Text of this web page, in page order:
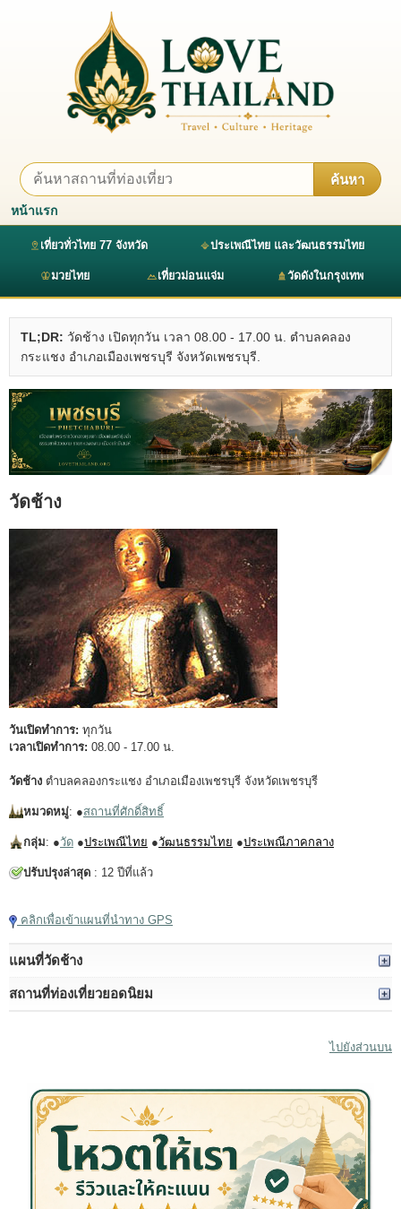
ค้นหา
หน้าแรก
เที่ยวทั่วไทย 77 จังหวัด ประเพณีไทย และวัฒนธรรมไทย
มวยไทย เที่ยวม่อนแจ่ม วัดดังในกรุงเทพ
TL;DR: วัดช้าง เปิดทุกวัน เวลา 08.00 - 17.00 น. ตำบลคลอง
กระแชง อำเภอเมืองเพชรบุรี จังหวัดเพชรบุรี.
วัดช้าง
วันเปิดทำการ: ทุกวัน
เวลาเปิดทำการ: 08.00 - 17.00 น.
วัดช้าง ตำบลคลองกระแชง อำเภอเมืองเพชรบุรี จังหวัดเพชรบุรี
หมวดหมู่: ●สถานที่ศักดิ์สิทธิ์
กลุ่ม: ●วัด ●ประเพณีไทย ●วัฒนธรรมไทย ●ประเพณีภาคกลาง
ปรับปรุงล่าสุด : 12 ปีที่แล้ว
คลิกเพื่อเข้าแผนที่นำทาง GPS
แผนที่วัดช้าง
สถานที่ท่องเที่ยวยอดนิยม
ไปยังส่วนบน